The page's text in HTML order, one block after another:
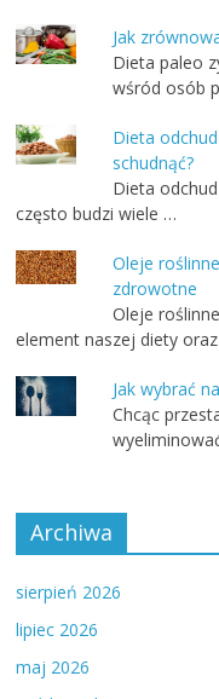
Jak
Dieta paleo
wśród osób
Dieta
schudnąć?
Dieta
często budzi wiele …
Oleje
zdrowotne
Oleje
element naszej diety
Jak wybrać
Chcąc
Archiwa
sierpień 2026
lipiec 2026
maj 2026